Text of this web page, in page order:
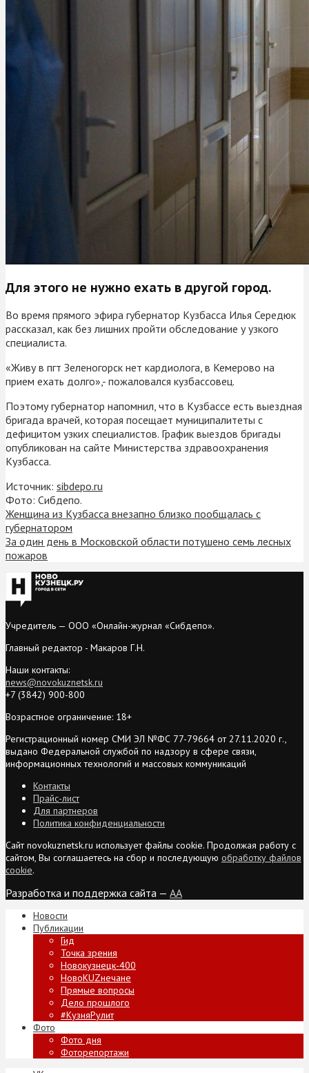
Для этого не нужно ехать в другой город.
Во время прямого эфира губернатор Кузбасса Илья Середюк
рассказал, как без лишних пройти обследование у узкого
специалиста.
«Живу в пгт Зеленогорск нет кардиолога, в Кемерово на
прием ехать долго»,- пожаловался кузбассовец.
Поэтому губернатор напомнил, что в Кузбассе есть выездная
бригада врачей, которая посещает муниципалитеты с
дефицитом узких специалистов. График выездов бригады
опубликован на сайте Министерства здравоохранения
Кузбасса.
Источник: sibdepo.ru
Фото: Сибдепо.
Женщина из Кузбасса внезапно близко пообщалась с
губернатором
За один день в Московской области потушено семь лесных
пожаров
Учредитель — ООО «Онлайн-журнал «Сибдепо».
Главный редактор - Макаров Г.Н.
Наши контакты:
news@novokuznetsk.ru
+7 (3842) 900-800
Возрастное ограничение: 18+
Регистрационный номер СМИ ЭЛ №ФС 77-79664 от 27.11.2020 г.,
выдано Федеральной службой по надзору в сфере связи,
информационных технологий и массовых коммуникаций
Контакты
Прайс-лист
Для партнеров
Политика конфиденциальности
Сайт novokuznetsk.ru использует файлы cookie. Продолжая работу с
сайтом, Вы соглашаетесь на сбор и последующую обработку файлов
cookie.
Разработка и поддержка сайта — AA
Новости
Публикации
Гид
Точка зрения
Новокузнецк-400
НовоKUZнечане
Прямые вопросы
Дело прошлого
#КузняРулит
Фото
Фото дня
Фоторепортажи